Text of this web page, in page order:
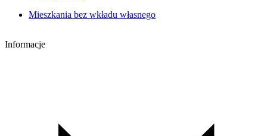
Mieszkania bez wkładu własnego
Informacje